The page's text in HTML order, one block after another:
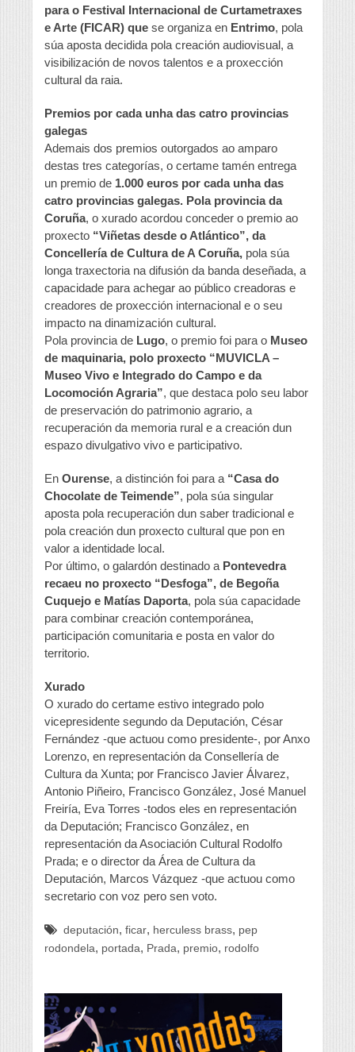
para o Festival Internacional de Curtametraxes
e Arte (FICAR) que se organiza en Entrimo, pola
súa aposta decidida pola creación audiovisual, a
visibilización de novos talentos e a proxección
cultural da raia.
Premios por cada unha das catro provincias
galegas
Ademais dos premios outorgados ao amparo
destas tres categorías, o certame tamén entrega
un premio de 1.000 euros por cada unha das
catro provincias galegas. Pola provincia da
Coruña, o xurado acordou conceder o premio ao
proxecto “Viñetas desde o Atlántico”, da
Concellería de Cultura de A Coruña, pola súa
longa traxectoria na difusión da banda deseñada, a
capacidade para achegar ao público creadoras e
creadores de proxección internacional e o seu
impacto na dinamización cultural.
Pola provincia de Lugo, o premio foi para o Museo
de maquinaria, polo proxecto “MUVICLA –
Museo Vivo e Integrado do Campo e da
Locomoción Agraria”, que destaca polo seu labor
de preservación do patrimonio agrario, a
recuperación da memoria rural e a creación dun
espazo divulgativo vivo e participativo.
En Ourense, a distinción foi para a “Casa do
Chocolate de Teimende”, pola súa singular
aposta pola recuperación dun saber tradicional e
pola creación dun proxecto cultural que pon en
valor a identidade local.
Por último, o galardón destinado a Pontevedra
recaeu no proxecto “Desfoga”, de Begoña
Cuquejo e Matías Daporta, pola súa capacidade
para combinar creación contemporánea,
participación comunitaria e posta en valor do
territorio.
Xurado
O xurado do certame estivo integrado polo
vicepresidente segundo da Deputación, César
Fernández -que actuou como presidente-, por Anxo
Lorenzo, en representación da Consellería de
Cultura da Xunta; por Francisco Javier Álvarez,
Antonio Piñeiro, Francisco González, José Manuel
Freiría, Eva Torres -todos eles en representación
da Deputación; Francisco González, en
representación da Asociación Cultural Rodolfo
Prada; e o director da Área de Cultura da
Deputación, Marcos Vázquez -que actuou como
secretario con voz pero sen voto.
deputación, ficar, herculess brass, pep
rodondela, portada, Prada, premio, rodolfo